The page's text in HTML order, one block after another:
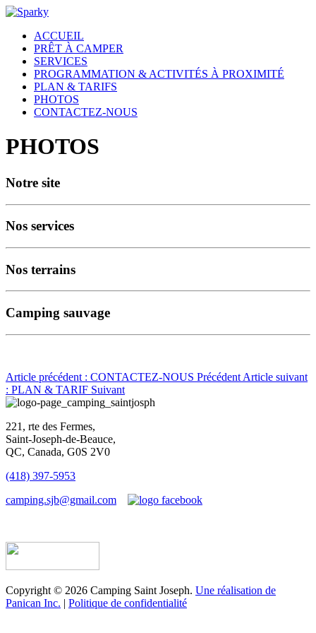
ACCUEIL
PRÊT À CAMPER
SERVICES
PROGRAMMATION & ACTIVITÉS À PROXIMITÉ
PLAN & TARIFS
PHOTOS
CONTACTEZ-NOUS
PHOTOS
Notre site
Nos services
Nos terrains
Camping sauvage
Article précédent : CONTACTEZ-NOUS Précédent Article suivant
: PLAN & TARIF Suivant
221, rte des Fermes,
Saint-Joseph-de-Beauce,
QC, Canada, G0S 2V0
(418) 397-5953
camping.sjb@gmail.com
Copyright © 2026 Camping Saint Joseph. Une réalisation de
Panican Inc. | Politique de confidentialité